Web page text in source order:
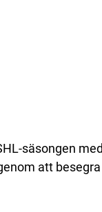
säsongen
att